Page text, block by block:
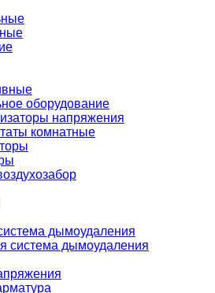
оборудование
напряжения
комнатные
дымоудаления
система дымоудаления